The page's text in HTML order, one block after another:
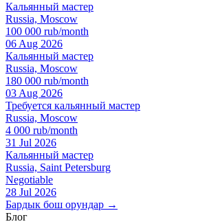
Кальянный мастер
Russia, Moscow
100 000 rub/month
06 Aug 2026
Кальянный мастер
Russia, Moscow
180 000 rub/month
03 Aug 2026
Требуется кальянный мастер
Russia, Moscow
4 000 rub/month
31 Jul 2026
Кальянный мастер
Russia, Saint Petersburg
Negotiable
28 Jul 2026
Бардык бош орундар →
Блог